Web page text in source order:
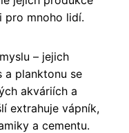
pro mnoho lidí.
– jejich
a planktonu se
akváriích a
extrahuje vápník,
a cementu.